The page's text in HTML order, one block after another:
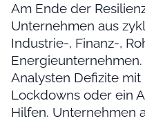
Am Ende der
Unternehmen aus
Industrie-, Finanz-,
Analysten Defizite
Lockdowns oder ein
Hilfen. Unternehmen